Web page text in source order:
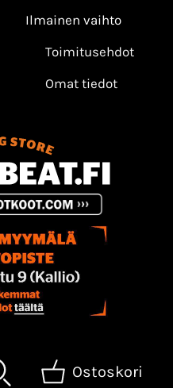
Ilmainen vaihto
Toimitusehdot
Omat tiedot
Ostoskori